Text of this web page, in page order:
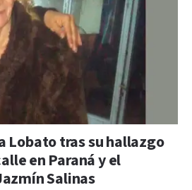
Lobato tras su hallazgo
en Paraná y el
Salinas